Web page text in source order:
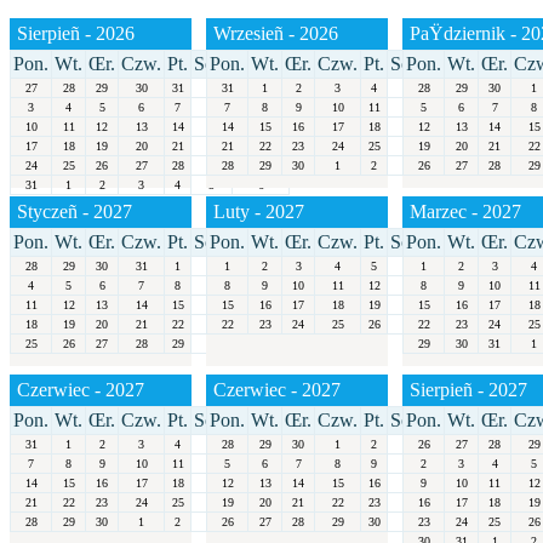
Sierpieñ - 2026
Pon. Wt. Œr. Czw. Pt. Sob. Niedz.
27 28 29 30 31
2
3
4 5 6 7
9
10
11 12 13 14
16
17
18 19 20 21
23
24
25 26 27 28
30
31
1 2 3 4
Wrzesieñ - 2026
Pon. Wt. Œr. Czw. Pt. Sob. Niedz.
31 1 2 3 4
6
7
8 9 10 11
13
14
15 16 17 18
20
21
22 23 24 25
27
28
29 30 1 2 4
PaŸdziernik -
Pon. Wt. Œr.
28 29 30
1
5
6 7
8
12
13 14
15
19
20 21
22
26
27 28 29
Styczeñ - 2027
Pon. Wt. Œr. Czw. Pt. Sob. Niedz.
28 29 30 31 1
3
4
5 6 7 8
10
11
12 13 14 15
17
18
19 20 21 22
24
25
26 27 28 29
Luty - 2027
Pon. Wt. Œr. Czw. Pt. Sob. Niedz.
1 2 3 4 5
7
8
9 10 11 12
14
15
16 17 18 19
21
22
23 24 25 26 28
Marzec - 2027
Pon. Wt. Œr.
1 2 3
4
8
9 10
11
15
16 17
18
22
23 24
25
29
30 31 1
Czerwiec - 2027
Pon. Wt. Œr. Czw. Pt. Sob. Niedz.
31 1 2 3 4
6
7
8 9 10 11
13
14
15 16 17 18
20
21
22 23 24 25
27
28
29 30 1 2 4
Czerwiec - 2027
Pon. Wt. Œr. Czw. Pt. Sob. Niedz.
28 29 30 1 2
4
5
6 7 8 9
11
12
13 14 15 16
18
19
20 21 22 23
25
26
27 28 29 30 1
Sierpieñ - 2027
Pon. Wt. Œr.
26 27 28
29
2
3 4
5
9
10 11
12
16
17 18
19
23
24 25
26